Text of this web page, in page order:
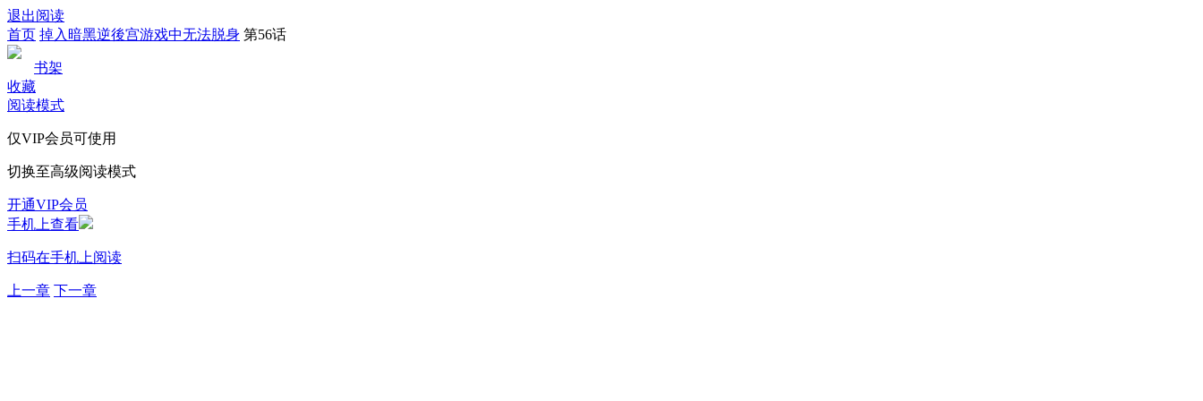
退出阅读
首页 掉入暗黑逆後宫游戏中无法脱身 第56话
书架
收藏
阅读模式
仅VIP会员可使用
切换至高级阅读模式
开通VIP会员
手机上查看
扫码在手机上阅读
上一章 下一章